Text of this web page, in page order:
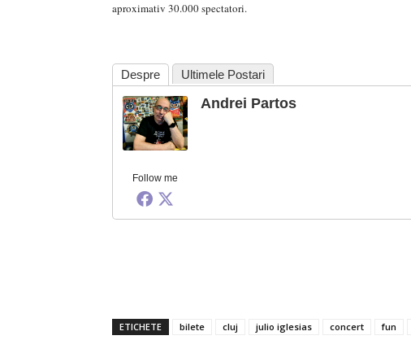
aproximativ 30.000 spectatori.
Despre Ultimele Postari
Follow me
Andrei Partos
ETICHETE bilete cluj julio iglesias concert fun